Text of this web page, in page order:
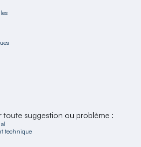
suggestion ou problème :
technique